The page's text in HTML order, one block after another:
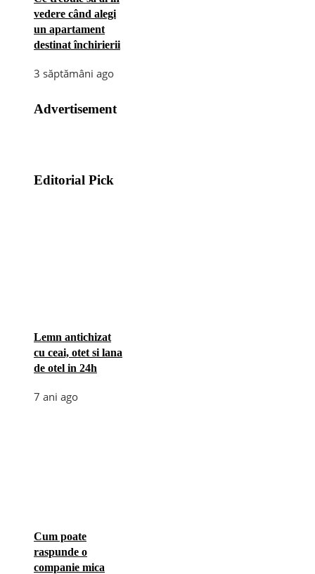
vedere când alegi
un apartament
destinat închirierii
3 săptămâni ago
Advertisement
Editorial Pick
Lemn antichizat
cu ceai, otet si lana
de otel in 24h
7 ani ago
Cum poate
raspunde o
companie mica